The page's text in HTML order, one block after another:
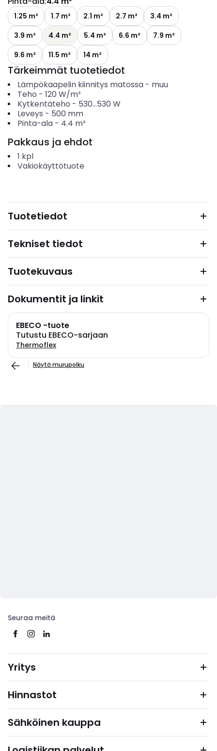
1.25 m² 1.7 m² 2.1 m² 2.7 m²
3.4 m²
3.9 m²
4.4 m² 5.4 m² 6.6 m²
7.9 m²
9.6 m²
11.5 m² 14 m²
Tärkeimmät tuotetiedot
Lämpökaapelin kiinnitys matossa- muu
Teho - 120 W/m²
Kytkentäteho - 530...530 W
Leveys - 500 mm
Pinta-ala- 4.4 m²
Pakkaus ja ehdot
1 kpl
Vakiokäyttötuote
Tuotetiedot
Tekniset tiedot
Tuotekuvaus
Dokumentit ja linkit
EBECO -tuote
Tutustu EBECO-sarjaan
Thermoflex
Näytä murupolku
Seuraa meitä
Yritys
Hinnastot
Sähköinen kauppa